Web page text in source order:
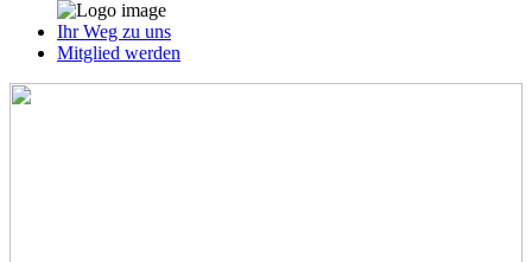
Ihr Weg zu uns
Mitglied werden